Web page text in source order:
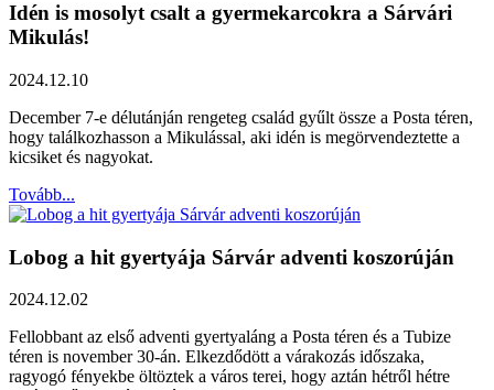
Idén is mosolyt csalt a gyermekarcokra a Sárvári
Mikulás!
2024.12.10
December 7-e délutánján rengeteg család gyűlt össze a Posta téren,
hogy találkozhasson a Mikulással, aki idén is megörvendeztette a
kicsiket és nagyokat.
Tovább...
Lobog a hit gyertyája Sárvár adventi koszorúján
2024.12.02
Fellobbant az első adventi gyertyaláng a Posta téren és a Tubize
téren is november 30-án. Elkezdődött a várakozás időszaka,
ragyogó fényekbe öltöztek a város terei, hogy aztán hétről hétre